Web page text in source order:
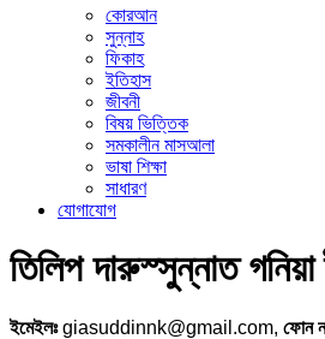
কোরআন
সুন্নাহ
ফিকাহ
ইতিহাস
জীবনী
বিষয় ভিত্তিক
সমকালীন মাসআলা
ভাষা শিক্ষা
সাধারণ
যোগাযোগ
তিলিপ দারুস্সুন্নাত গনিয়া
ইমেইলঃgiasuddinnk@gmail.com, ফোন